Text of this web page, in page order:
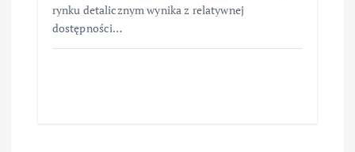
rynku detalicznym wynika z relatywnej
dostępności…